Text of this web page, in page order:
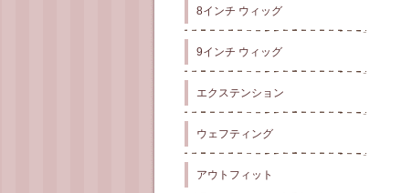
8インチ ウィッグ
9インチ ウィッグ
エクステンション
ウェフティング
アウトフィット